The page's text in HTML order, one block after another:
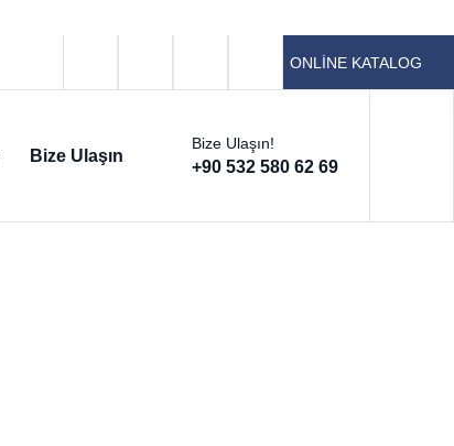
ONLİNE KATALOG
Bize Ulaşın
Bize Ulaşın!
+90 532 580 62 69